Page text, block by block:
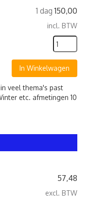
1 dag 150,00
incl. BTW
In Winkelwagen
veel thema's past
etc. afmetingen 10
57,48
excl. BTW